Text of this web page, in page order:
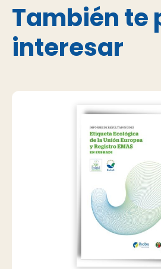
También te
interesar